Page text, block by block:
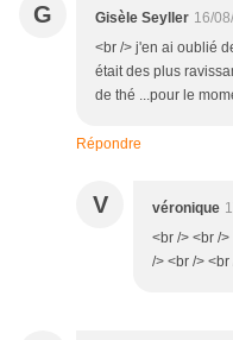
G Gisèle Seyller 16/
<br /> j'en ai oublié
était des plus
de thé ...pour le
Répondre
V véronique
<br /> <br /
/> <br /> <br